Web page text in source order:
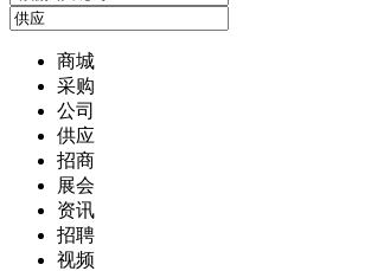
商城
采购
公司
供应
招商
展会
资讯
招聘
视频